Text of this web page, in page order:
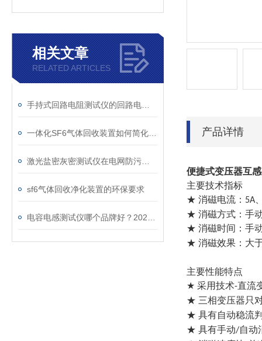
相关文章
RELATED ARTICLES
sf6气体回收净化装置的环保要求
产品详情
便捷式变压器互
主要技术指标
★ 消磁电流： 5A
★ 消磁方式：手
★ 消磁时间：手
★ 消磁效果：大
主要性能特点
★ 采用技术-直流
★ 三相变压器只
★ 具有自动稳流
★ 具有手动/自动